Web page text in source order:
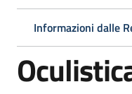
Argomenti
Servizi
Informazioni dalle